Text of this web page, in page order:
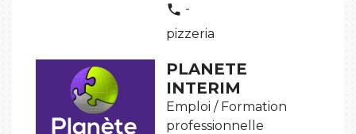
phone -
pizzeria
PLANETE
INTERIM
Emploi / Formation
professionnelle